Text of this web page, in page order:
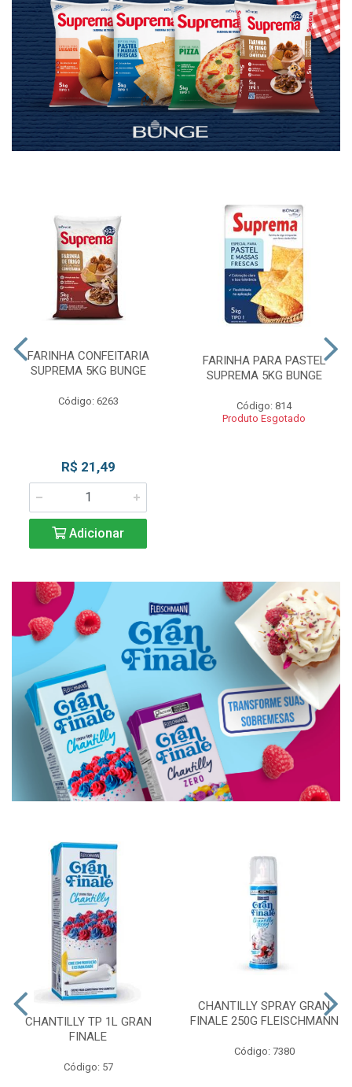
FARINHA CONFEITARIA
SUPREMA 5KG BUNGE
Código: 6263
R$ 21,49
Adicionar
FARINHA PARA PASTEL
SUPREMA 5KG BUNGE
Código: 814
Produto Esgotado
CHANTILLY TP 1L GRAN
FINALE
Código: 57
CHANTILLY SPRAY GRAN
FINALE 250G FLEISCHMANN
Código: 7380